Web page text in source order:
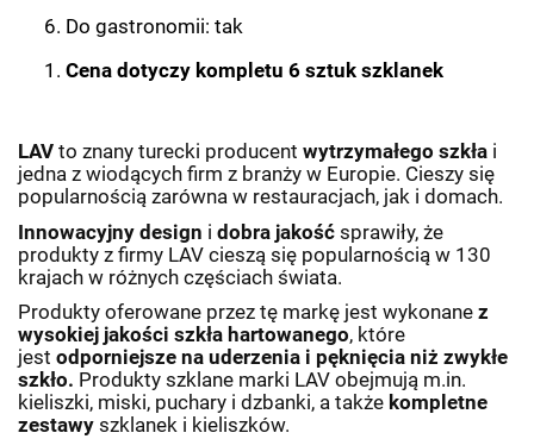
Do gastronomii: tak
Cena dotyczy kompletu 6 sztuk szklanek
LAV to znany turecki producent wytrzymałego szkła i
jedna z wiodących firm z branży w Europie. Cieszy się
popularnością zarówna w restauracjach, jak i domach.
Innowacyjny design i dobra jakość sprawiły, że
produkty z firmy LAV cieszą się popularnością w 130
krajach w różnych częściach świata.
Produkty oferowane przez tę markę jest wykonane z
wysokiej jakości szkła hartowanego, które
jest odporniejsze na uderzenia i pęknięcia niż zwykłe
szkło. Produkty szklane marki LAV obejmują m.in.
kieliszki, miski, puchary i dzbanki, a także kompletne
zestawy szklanek i kieliszków.